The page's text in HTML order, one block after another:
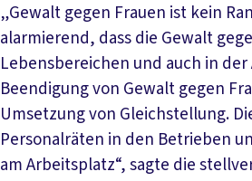
„Gewalt gegen Frauen ist kein
alarmierend, dass die Gewalt
Lebensbereichen und auch in
Beendigung von Gewalt gegen
Umsetzung von Gleichstellung.
Personalräten in den Betrieben
am Arbeitsplatz“, sagte die